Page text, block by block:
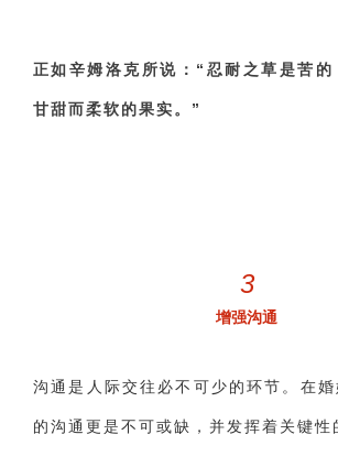
正如辛姆洛克所说：“忍耐之草是苦的
甘甜而柔软的果实。”
3
增强沟通
沟通是人际交往必不可少的环节。在
的沟通更是不可或缺，并发挥着关键性